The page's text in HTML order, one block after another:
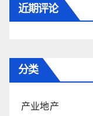
近期评论
分类
产业地产